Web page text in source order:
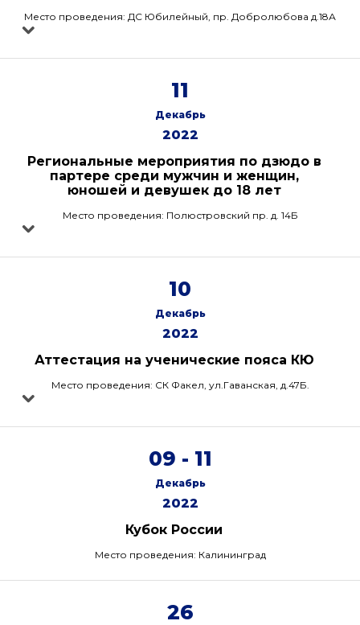
Место проведения: ДС Юбилейный, пр. Добролюбова д.18А
11
Декабрь
2022
Региональные мероприятия по дзюдо в
партере среди мужчин и женщин,
юношей и девушек до 18 лет
Место проведения: Полюстровский пр. д. 14Б
10
Декабрь
2022
Аттестация на ученические пояса КЮ
Место проведения: СК Факел, ул.Гаванская, д.47Б.
09 - 11
Декабрь
2022
Кубок России
Место проведения: Калининград
26